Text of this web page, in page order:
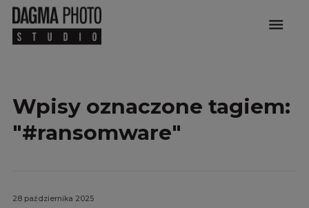
menu
Wpisy oznaczone tagiem:
"#ransomware"
28 października 2025